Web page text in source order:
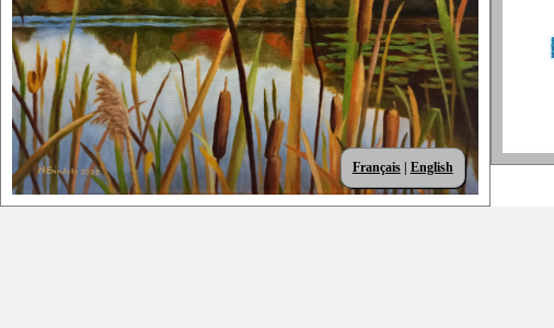
Français| English